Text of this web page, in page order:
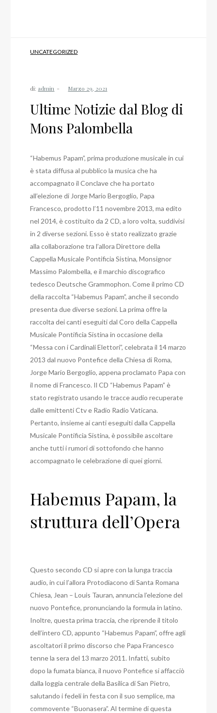
UNCATEGORIZED
di: admin
Ultime Notizie dal Blog di
Mons Palombella
“Habemus Papam”, prima produzione musicale in cui
è stata diffusa al pubblico la musica che ha
accompagnato il Conclave che ha portato
all’elezione di Jorge Mario Bergoglio, Papa
Francesco, prodotto l’11 novembre 2013, ma edito
nel 2014, è costituito da 2 CD, a loro volta, suddivisi
in 2 diverse sezioni. Esso è stato realizzato grazie
alla collaborazione tra l’allora Direttore della
Cappella Musicale Pontificia Sistina, Monsignor
Massimo Palombella, e il marchio discografico
tedesco Deutsche Grammophon. Come il primo CD
della raccolta “Habemus Papam”, anche il secondo
presenta due diverse sezioni. La prima offre la
raccolta dei canti eseguiti dal Coro della Cappella
Musicale Pontificia Sistina in occasione della
“Messa con i Cardinali Elettori”, celebrata il 14 marzo
2013 dal nuovo Pontefice della Chiesa di Roma,
Jorge Mario Bergoglio, appena proclamato Papa con
il nome di Francesco. Il CD “Habemus Papam” è
stato registrato usando le tracce audio recuperate
dalle emittenti Ctv e Radio Radio Vaticana.
Pertanto, insieme ai canti eseguiti dalla Cappella
Musicale Pontificia Sistina, è possibile ascoltare
anche tutti i rumori di sottofondo che hanno
accompagnato le celebrazione di quei giorni.
Habemus Papam, la
struttura dell’Opera
Questo secondo CD si apre con la lunga traccia
audio, in cui l’allora Protodiacono di Santa Romana
Chiesa, Jean – Louis Tauran, annuncia l’elezione del
nuovo Pontefice, pronunciando la formula in latino.
Inoltre, questa prima traccia, che riprende il titolo
dell’intero CD, appunto “Habemus Papam”, offre agli
ascoltatori il primo discorso che Papa Francesco
tenne la sera del 13 marzo 2011. Infatti, subito
dopo la fumata bianca, il nuovo Pontefice si affacciò
dalla loggia centrale della Basilica di San Pietro,
salutando i fedeli in festa con il suo semplice, ma
commovente “Buonasera”. Al termine di questa